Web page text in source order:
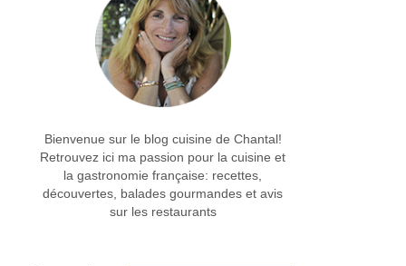
Bienvenue sur le blog cuisine de Chantal!
Retrouvez ici ma passion pour la cuisine et
la gastronomie française: recettes,
découvertes, balades gourmandes et avis
sur les restaurants